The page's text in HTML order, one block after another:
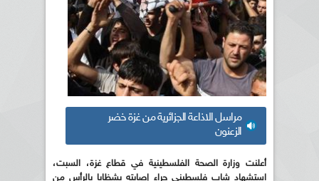
مراسل الاذاعة الجزائرية من غزة خضر
الزعنون
أعلنت وزارة الصحة الفلسطينية في قطاع غزة، السبت،
استشهاد شاب فلسطيني جراء إصابته بشظايا بالرأس من